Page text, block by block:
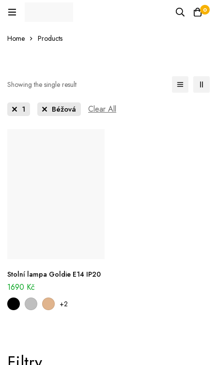
0
Home Products
Showing the single result
1 Béžová Clear All
Stolní lampa Goldie E14 IP20
1690 Kč
+2